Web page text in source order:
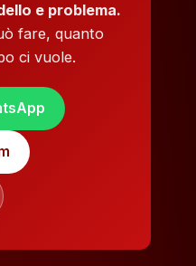
e problema.
fare, quanto
ci vuole.